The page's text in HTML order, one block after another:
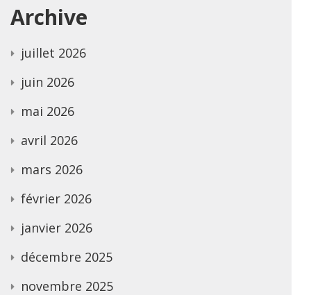
Archive
juillet 2026
juin 2026
mai 2026
avril 2026
mars 2026
février 2026
janvier 2026
décembre 2025
novembre 2025